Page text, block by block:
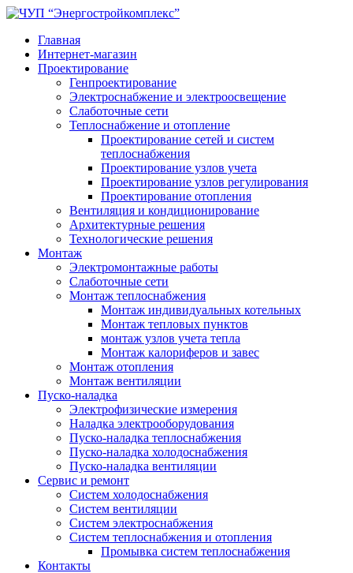
Главная
Интернет-магазин
Проектирование
Генпроектирование
Электроснабжение и электроосвещение
Слаботочные сети
Теплоснабжение и отопление
Проектирование сетей и систем
теплоснабжения
Проектирование узлов учета
Проектирование узлов регулирования
Проектирование отопления
Вентиляция и кондиционирование
Архитектурные решения
Технологические решения
Монтаж
Электромонтажные работы
Слаботочные сети
Монтаж теплоснабжения
Монтаж индивидуальных котельных
Монтаж тепловых пунктов
монтаж узлов учета тепла
Монтаж калориферов и завес
Монтаж отопления
Монтаж вентиляции
Пуско-наладка
Электрофизические измерения
Наладка электрооборудования
Пуско-наладка теплоснабжения
Пуско-наладка холодоснабжения
Пуско-наладка вентиляции
Сервис и ремонт
Систем холодоснабжения
Систем вентиляции
Систем электроснабжения
Систем теплоснабжения и отопления
Промывка систем теплоснабжения
Контакты